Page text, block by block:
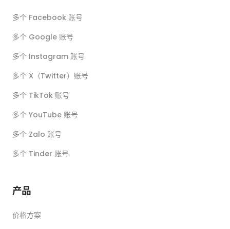
多个 Facebook 账号
多个 Google 账号
多个 Instagram 账号
多个 X（Twitter）账号
多个 TikTok 账号
多个 YouTube 账号
多个 Zalo 账号
多个 Tinder 账号
产品
价格方案